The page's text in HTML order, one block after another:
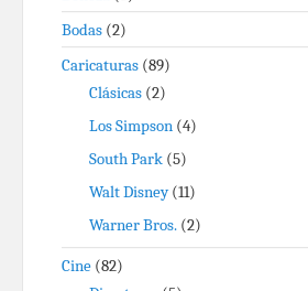
Bodas (2)
Caricaturas (89)
Clásicas (2)
Los Simpson (4)
South Park (5)
Walt Disney(11)
Warner Bros. (2)
Cine (82)